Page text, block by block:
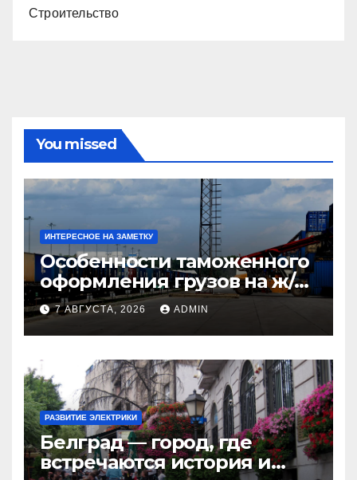
Строительство
You missed
ИНТЕРЕСНОЕ НА ЗАМЕТКУ
Особенности таможенного
оформления грузов на ж/д
станциях при перевозке из
Китая в Казахстан
7 АВГУСТА, 2026 ADMIN
РАЗВИТИЕ ЭЛЕКТРИКИ
Белград — город, где
встречаются история и